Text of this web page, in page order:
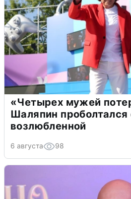
«Четырех мужей
Шаляпин проболтался
возлюбленной
6 августа 98